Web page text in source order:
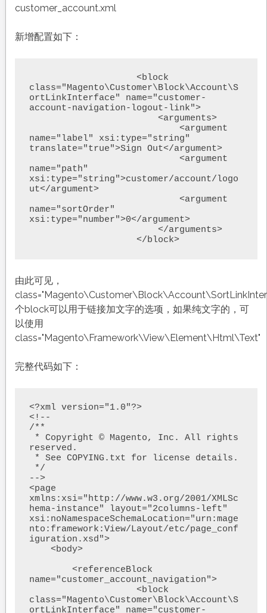
customer_account.xml
新增配置如下：
class="Magento\Customer\Block\Account\S
ortLinkInterface" name="customer-
account-navigation-logout-link">
name="label" xsi:type="string"
translate="true">Sign Out</argument>
name="path"
xsi:type="string">customer/account/logo
ut</argument>
name="sortOrder"
xsi:type="number">0</argument>
                    </block>
由此可见，
个block可以用于链接加文字的选项，如果纯文字的，可
以使用
class="Magento\Framework\View\Element\Html\Text"
完整代码如下：
<?xml version="1.0"?>
<!--
/**
reserved.
-->
<page
xmlns:xsi="http://www.w3.org/2001/XMLSc
hema-instance" layout="2columns-left"
xsi:noNamespaceSchemaLocation="urn:mage
nto:framework:View/Layout/etc/page_conf
iguration.xsd">
name="customer_account_navigation">
class="Magento\Customer\Block\Account\S
ortLinkInterface" name="customer-